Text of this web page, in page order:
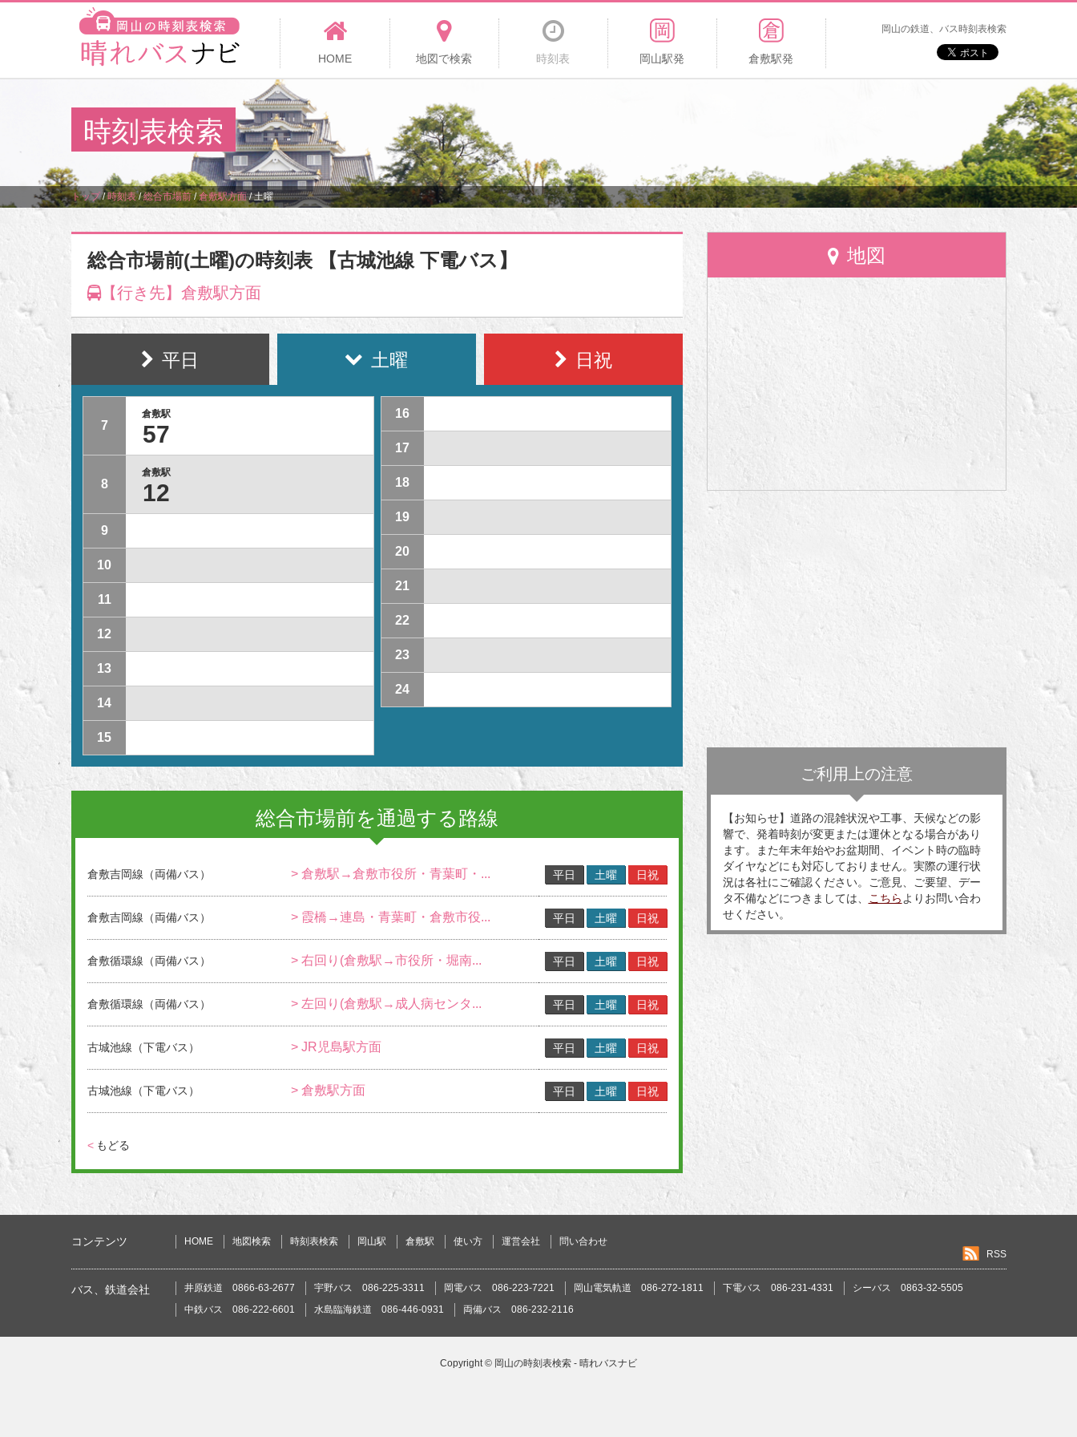
HOME 地図で検索 時刻表 岡山駅発 倉敷駅発
岡山の鉄道、バス時刻表検索
時刻表検索
トップ/時刻表/総合市場前/倉敷駅方面/土曜
総合市場前(土曜)の時刻表 【古城池線 下電バス】
【行き先】倉敷駅方面
平日 土曜 日祝
7
倉敷駅
57
8
倉敷駅
12
9
10
11
12
13
14
15
16
17
18
19
20
21
22
23
24
総合市場前を通過する路線
倉敷吉岡線（両備バス） > 倉敷駅→倉敷市役所・青葉町・... 平日 土曜 日祝
倉敷吉岡線（両備バス） > 霞橋→連島・青葉町・倉敷市役... 平日 土曜 日祝
倉敷循環線（両備バス） > 右回り(倉敷駅→市役所・堀南... 平日 土曜 日祝
倉敷循環線（両備バス） > 左回り(倉敷駅→成人病センタ... 平日 土曜 日祝
古城池線（下電バス） > JR児島駅方面 平日 土曜 日祝
古城池線（下電バス） > 倉敷駅方面 平日 土曜 日祝
< もどる
地図
ご利用上の注意
【お知らせ】道路の混雑状況や工事、天候などの影
響で、発着時刻が変更または運休となる場合があり
ます。また年末年始やお盆期間、イベント時の臨時
ダイヤなどにも対応しておりません。実際の運行状
況は各社にご確認ください。ご意見、ご要望、デー
タ不備などにつきましては、
こちら よりお問い合わ
せください。
コンテンツ HOME 地図検索 時刻表検索 岡山駅 倉敷駅 使い方 運営会社
問い合わせ
RSS
バス、鉄道会社 井原鉄道 0866-63-2677 宇野バス 086-225-3311 岡電バス 086-223-7221 岡山電気軌道 086-272-1811 下電バス 086-231-4331
シーバス 0863-32-5505
中鉄バス 086-222-6601
水島臨海鉄道 086-446-0931 両備バス 086-232-2116
Copyright © 岡山の時刻表検索 - 晴れバスナビ